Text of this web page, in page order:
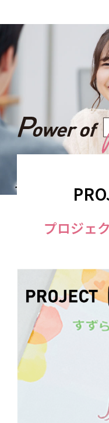
その醍醐味を、プロ
プロジェ